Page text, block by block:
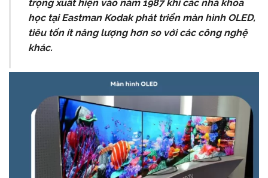
trọng xuất hiện vào năm 1987 khi các nhà khoa
học tại Eastman Kodak phát triển màn hình OLED,
tiêu tốn ít năng lượng hơn so với các công nghệ
khác.